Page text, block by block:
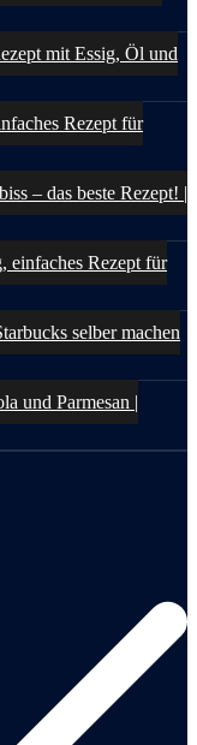
mit Essig, Öl und
Rezept für
– das beste Rezept! |
einfaches Rezept für
selber machen
und Parmesan |